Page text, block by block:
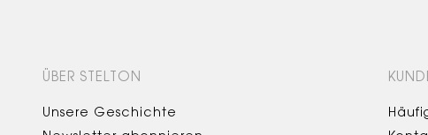
ÜBER STELTON
Unsere Geschichte